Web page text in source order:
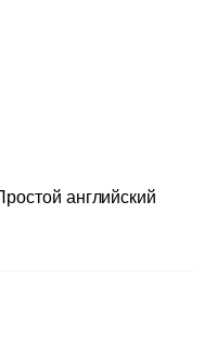
английский